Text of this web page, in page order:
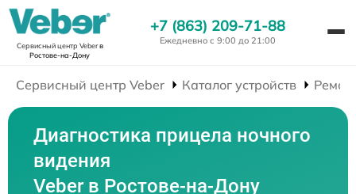
Сервисный центр Veberв
Ростове-на-Дону
+7 (863) 209-71-88
Ежедневно с 9:00 до 21:00
Сервисный центр Veber Каталог устройств
Диагностика прицела ночного
видения
Veber в Ростове-на-Дону